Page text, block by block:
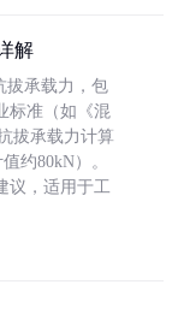
解
拔承载力，包
标准（如《混
拔承载力计算
约80kN）。
议，适用于工